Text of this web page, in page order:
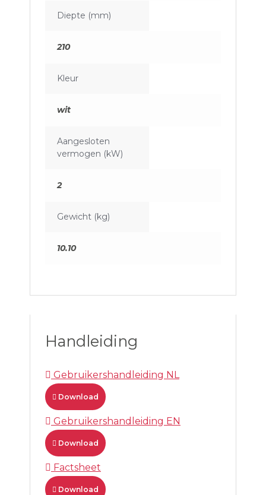
Diepte (mm)
210
Kleur
wit
Aangesloten
vermogen (kW)
2
Gewicht (kg)
10.10
Handleiding
Gebruikershandleiding NL
Download
Gebruikershandleiding EN
Download
Factsheet
Download